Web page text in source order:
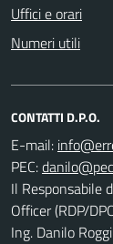
Uffici e orari
Numeri utili
CONTATTI D.P.O.
E-mail:
PEC:
Il Responsabile
Officer (RDP/
Ing. Danilo